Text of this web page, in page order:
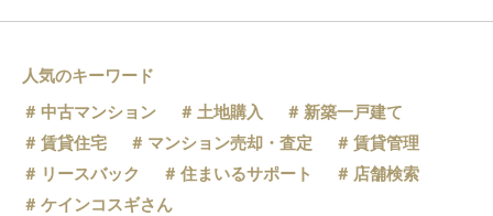
人気のキーワード
中古マンション
土地購入
新築一戸建て
賃貸住宅
マンション売却・査定
賃貸管理
リースバック
住まいるサポート
店舗検索
ケインコスギさん